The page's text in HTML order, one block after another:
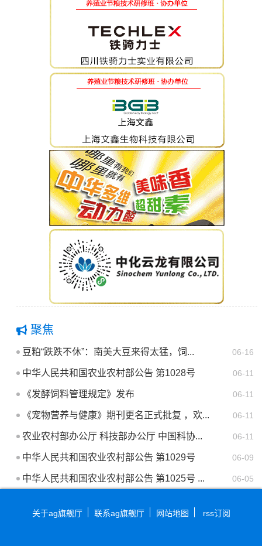
聚焦
06-16
豆粕“跌跌不休”：南美大豆来得太猛，饲...
06-11
中华人民共和国农业农村部公告 第1028号
06-11
《发酵饲料管理规定》发布
06-11
《宠物营养与健康》期刊更名正式批复 ，欢...
06-11
农业农村部办公厅 科技部办公厅 中国科协...
06-09
中华人民共和国农业农村部公告 第1029号
06-05
中华人民共和国农业农村部公告 第1025号 ...
关于ag旗舰厅 联系ag旗舰厅 网站地图 rss订阅